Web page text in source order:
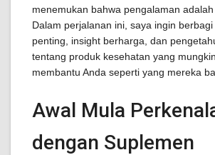
menemukan bahwa pengalaman adalah
Dalam perjalanan ini, saya ingin
penting, insight berharga, dan
tentang produk kesehatan yang
membantu Anda seperti yang mereka
Awal Mula
dengan Suplemen